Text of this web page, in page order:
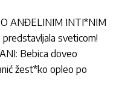
ANĐELINIM INTI*NIM
sveticom!
Bebica doveo
žest*ko opleo po